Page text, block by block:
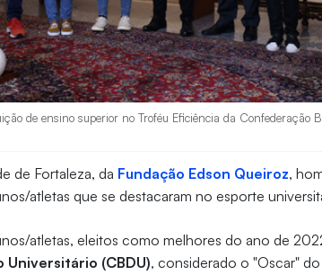
de ensino superior no Troféu Eficiência da Confederação
de Fortaleza, da Fundação Edson Queiroz,
atletas que se destacaram no esporte
atletas, eleitos como melhores do ano de
(CBDU), considerado o "Oscar"